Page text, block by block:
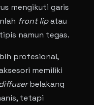
mengikuti garis
front lipatau
namun tegas.
profesional,
memiliki
belakang
tetapi